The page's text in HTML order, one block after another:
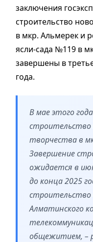
заключения
строительство
в мкр. Альмерек и
ясли-сада №119 в
завершены в
года.
В мае этого
творчества в
Завершение
ожидается в
до конца 2025
строительство
Алматинского
общежитием, –